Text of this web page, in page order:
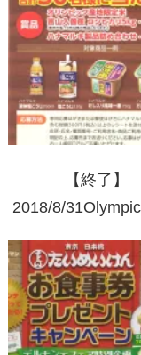
【終了】
2018/8/
キ製品を買って賞
ットしよう!!